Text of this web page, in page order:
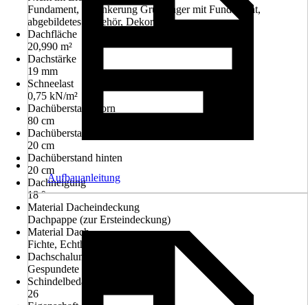
Fundament, Verankerung Grundlager mit Fundament,
abgebildetes Zubehör, Dekoration
Dachfläche
20,990 m²
Dachstärke
19 mm
Schneelast
0,75 kN/m²
Dachüberstand vorn
80 cm
Dachüberstand seitlich
20 cm
Dachüberstand hinten
20 cm
Dachneigung
18 °
Material Dacheindeckung
Dachpappe (zur Ersteindeckung)
Material Dach
Fichte, Echtholz
Dachschalung
Gespundete Bretter
Schindelbedarf in m²
26
Aufbauanleitung